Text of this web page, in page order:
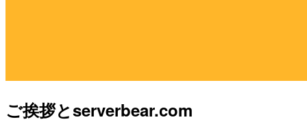
ご挨拶とserverbear.com